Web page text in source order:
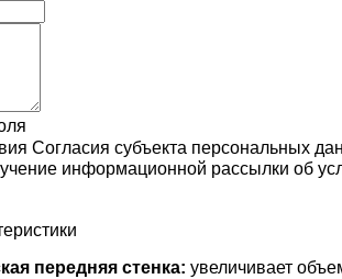
Согласия субъекта персональных
информационной рассылки об
передняя стенка: увеличивает